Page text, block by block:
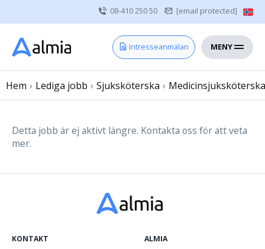
08-410 250 50 [email protected]
Intresseanmälan MENY
Hem
Vårdgivare
Om oss
Sjuksköterska
Läkare
Hem › Lediga jobb › Sjuksköterska › Medicinsjuksköterska
Detta jobb är ej aktivt längre. Kontakta oss för att veta
mer.
KONTAKT ALMIA